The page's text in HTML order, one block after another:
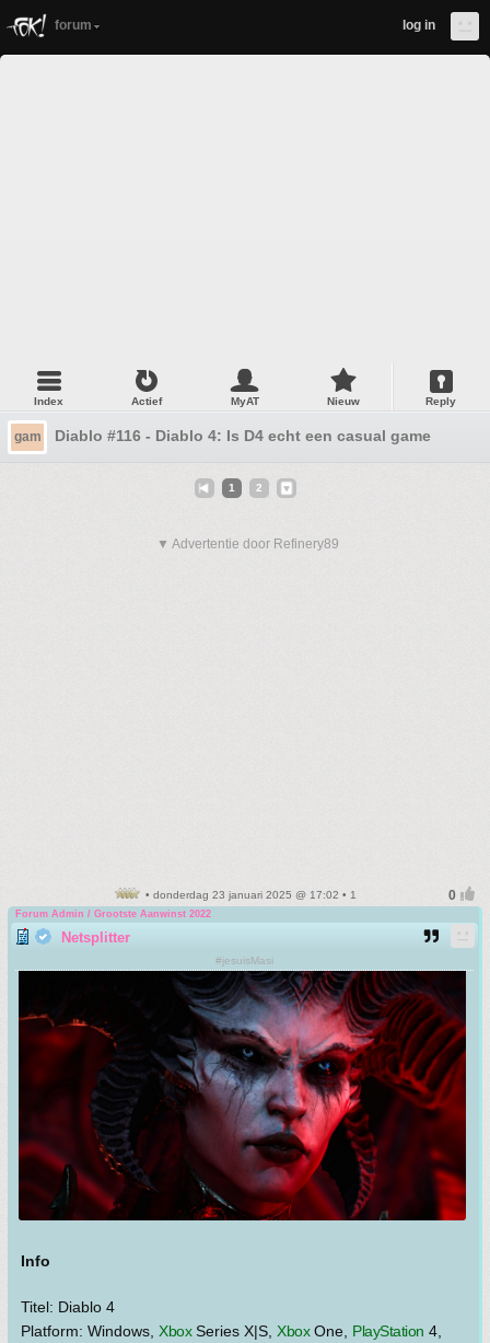
forum log in
Index Actief MyAT Nieuw Reply
gam Diablo #116 - Diablo 4: Is D4 echt een casual game
1 2
▼ Advertentie door Refinery89
• donderdag 23 januari 2025 @ 17:02 • 1
Forum Admin / Grootste Aanwinst 2022
Netsplitter
#jesuisMasi
Info
Titel: Diablo 4
Platform: Windows, XboxSeries X|S, XboxOne, PlayStation 4,